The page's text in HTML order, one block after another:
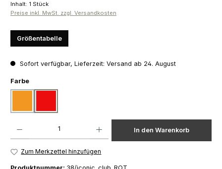
Inhalt: 1 Stück
Preise inkl. MwSt. zzgl. Versandkosten
Größentabelle
Sofort verfügbar, Lieferzeit: Versand ab 24. August
Farbeauswählen
In den Warenkorb
Zum Merkzettel hinzufügen